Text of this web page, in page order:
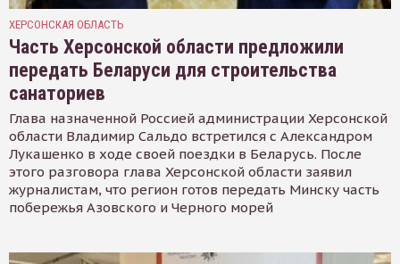
ХЕРСОНСКАЯ ОБЛАСТЬ
Часть Херсонской области предложили
передать Беларуси для строительства
санаториев
Глава назначенной Россией администрации Херсонской
области Владимир Сальдо встретился с Александром
Лукашенко в ходе своей поездки в Беларусь. После
этого разговора глава Херсонской области заявил
журналистам, что регион готов передать Минску часть
побережья Азовского и Черного морей